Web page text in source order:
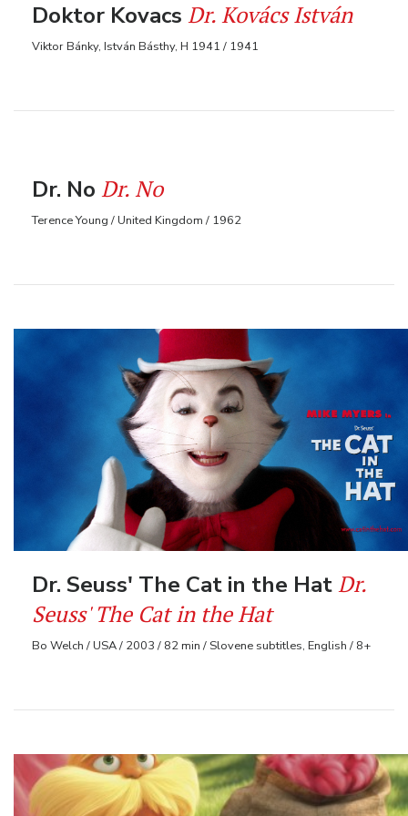
Doktor Kovacs Dr. Kovács István
Viktor Bánky, István Básthy, H 1941 / 1941
Dr. No Dr. No
Terence Young / United Kingdom / 1962
Dr. Seuss' The Cat in the HatDr.
Seuss' The Cat in the Hat
Bo Welch / USA / 2003 / 82 min / Slovene subtitles, English / 8+